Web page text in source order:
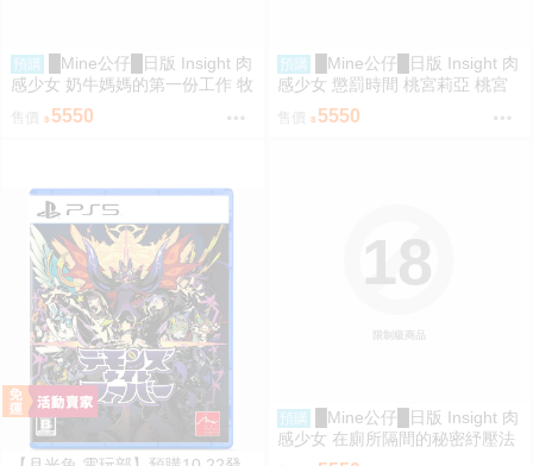
預購
█Mine公仔█日版 Insight 肉
感少女 奶牛媽媽的第一份工作 牧
野小姐 牧野さん 1/6 PMMA D92
5550
預購
█Mine公仔█日版 Insight 肉
感少女 懲罰時間 桃宮莉亞 桃宮
りあ 1/6 PMMA D9258
5550
限制級商品
18
預購
█Mine公仔█日版 Insight 肉
感少女 在廁所隔間的秘密紓壓法
深美涼 深美すず 1/6 PMMA D92